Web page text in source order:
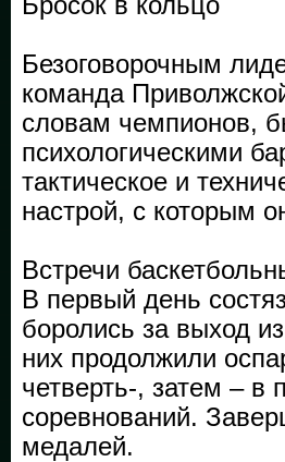
Безоговорочным
команда
словам чемпионов,
психологическими
тактическое и
настрой, с которым
Встречи
В первый день
боролись за выход
них продолжили
четверть-, затем – в
соревнований.
медалей.